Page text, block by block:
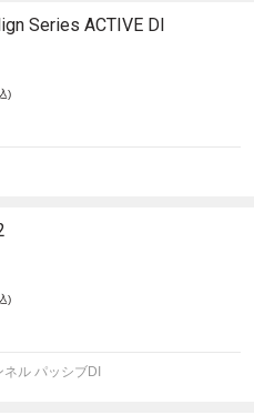
Series ACTIVE DI
)
)
ル パッシブDI